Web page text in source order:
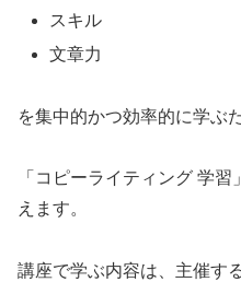
スキル
文章力
を集中的かつ効率的に学ぶ
「コピーライティング 学
えます。
講座で学ぶ内容は、主催す